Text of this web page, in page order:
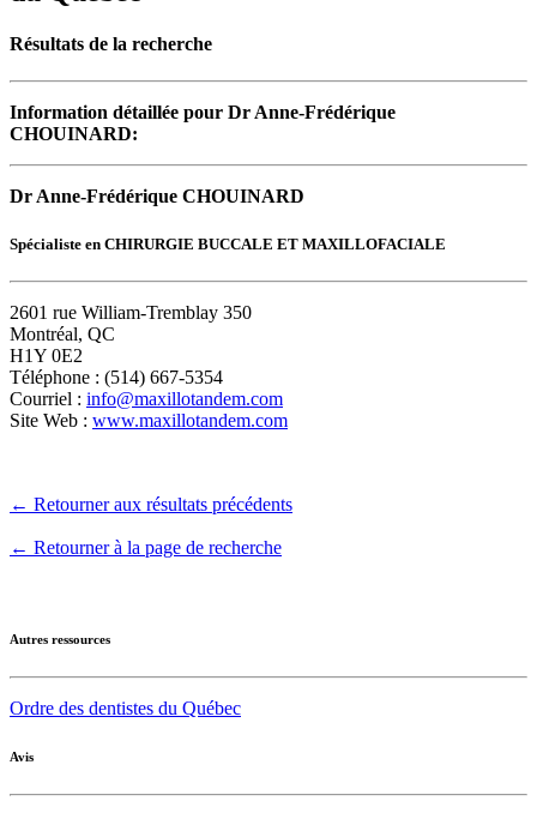
Résultats de la recherche
Information détaillée pour Dr Anne-Frédérique
CHOUINARD:
Dr Anne-Frédérique CHOUINARD
Spécialiste en CHIRURGIE BUCCALE ET MAXILLOFACIALE
2601 rue William-Tremblay 350
Montréal, QC
H1Y 0E2
Téléphone : (514) 667-5354
Courriel : info@maxillotandem.com
Site Web : www.maxillotandem.com
← Retourner aux résultats précédents
← Retourner à la page de recherche
Autres ressources
Ordre des dentistes du Québec
Avis